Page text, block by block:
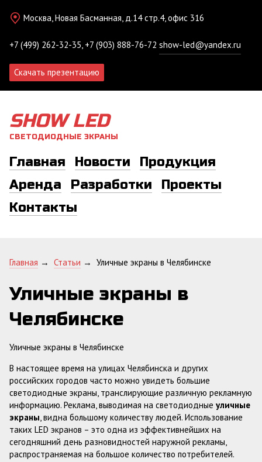
Москва, Новая Басманная, д.14 стр.4, офис 316
+7 (499) 262-32-35, +7 (903) 888-76-72 show-led@yandex.ru
Скачать презентацию
SHOW LED
СВЕТОДИОДНЫЕ ЭКРАНЫ
Главная Новости
Продукция
Аренда
Разработки
Проекты
Контакты
Главная → Статьи → Уличные экраны в Челябинске
Уличные экраны в
Челябинске
Уличные экраны в Челябинске
В настоящее время на улицах Челябинска и других
российских городов часто можно увидеть большие
светодиодные экраны, транслирующие различную рекламную
информацию. Реклама, выводимая на светодиодные уличные
экраны, видна большому количеству людей. Использование
таких LED экранов – это одна из эффективнейших на
сегодняшний день разновидностей наружной рекламы,
распространяемая на большое количество потребителей.